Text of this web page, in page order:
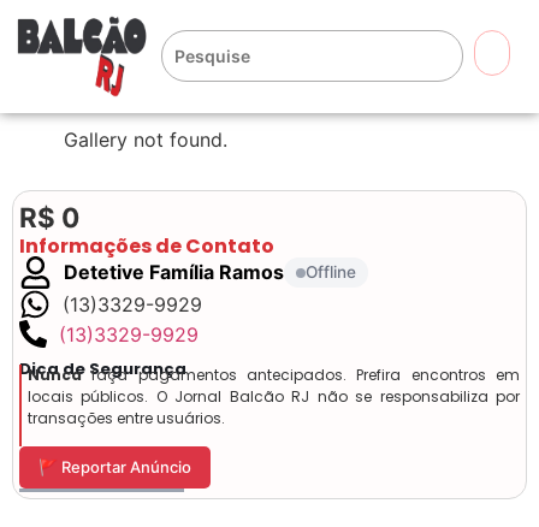
Gallery not found.
R$ 0
Informações de Contato
Detetive Família Ramos Offline
(13)3329-9929
(13)3329-9929
Dica de Segurança
Nuncafaça pagamentos antecipados. Prefira encontros em
locais públicos. O Jornal Balcão RJ não se responsabiliza por
transações entre usuários.
🚩 Reportar Anúncio